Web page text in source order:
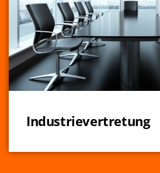
Industrievertretung